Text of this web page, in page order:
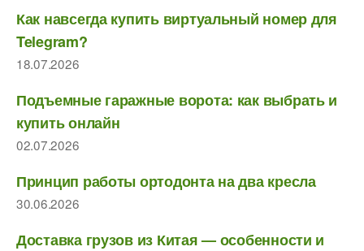
Как навсегда купить виртуальный номер для
Telegram?
18.07.2026
Подъемные гаражные ворота: как выбрать и
купить онлайн
02.07.2026
Принцип работы ортодонта на два кресла
30.06.2026
Доставка грузов из Китая — особенности и